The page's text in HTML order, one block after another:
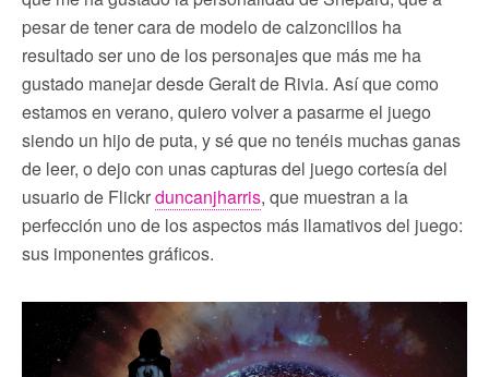
pesar de tener cara de modelo de calzoncillos ha
resultado ser uno de los personajes que más me ha
gustado manejar desde Geralt de Rivia. Así que como
estamos en verano, quiero volver a pasarme el juego
siendo un hijo de puta, y sé que no tenéis muchas ganas
de leer, o dejo con unas capturas del juego cortesía del
usuario de Flickrduncanjharris, que muestran a la
perfección uno de los aspectos más llamativos del juego:
sus imponentes gráficos.